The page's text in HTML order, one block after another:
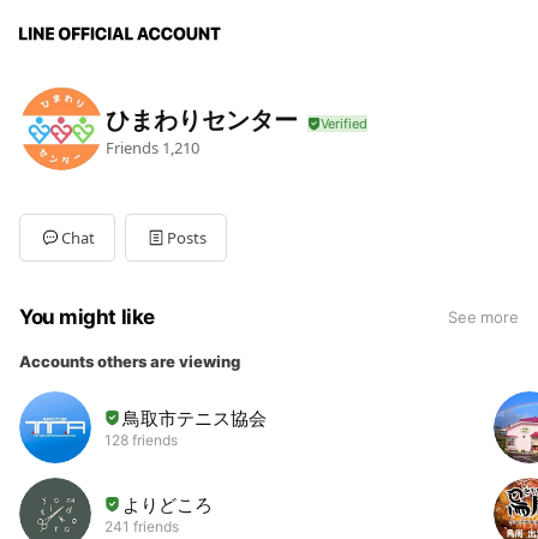
ひまわりセンター
Friends 1,210
Chat Posts
You might like See more
Accounts others are viewing
鳥取市テニス協会
128 friends
よりどころ
241 friends